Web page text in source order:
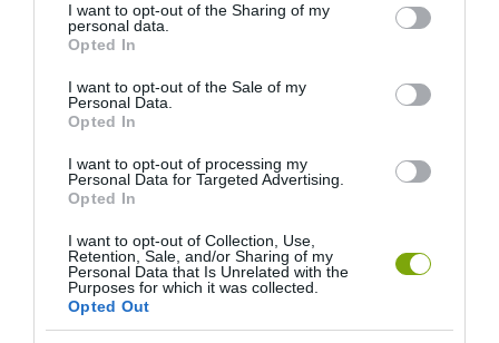
not limited to your visit or usage behaviour. You may click to
grant or deny consent to Google and its third-party tags to
use your data for below specified purposes in below Google
consent section.
I want to opt-out of the Sharing of my
personal data.
Opted In
I want to opt-out of the Sale of my
Personal Data.
Opted In
I want to opt-out of processing my
Personal Data for Targeted Advertising.
Opted In
I want to opt-out of Collection, Use,
Retention, Sale, and/or Sharing of my
Personal Data that Is Unrelated with the
Purposes for which it was collected.
Opted Out
FIZETNI
HASONLÓ ÉRDEKESSÉGEK